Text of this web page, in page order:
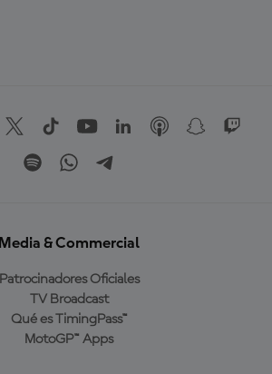
Media & Commercial
Patrocinadores Oficiales
TV Broadcast
Qué es TimingPass™
MotoGP™ Apps